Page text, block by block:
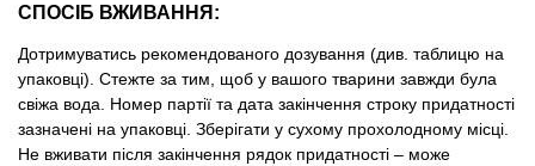
СПОСІБ ВЖИВАННЯ:
Дотримуватись рекомендованого дозування (див. таблицю на
упаковці). Стежте за тим, щоб у вашого тварини завжди була
свіжа вода. Номер партії та дата закінчення строку придатності
зазначені на упаковці. Зберігати у сухому прохолодному мiсцi.
Не вживати після закінчення рядок придатності – може